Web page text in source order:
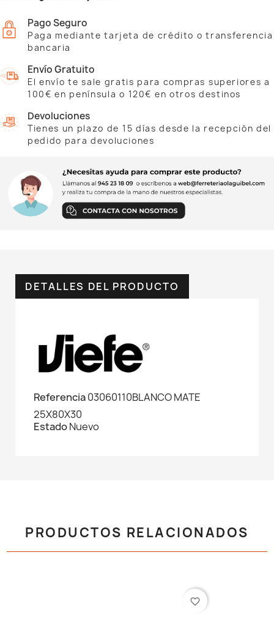
Pago Seguro
Paga mediante tarjeta de crédito o transferencia
bancaria
Envío Gratuito
El envío te sale gratis para compras superiores a
100€ en península o 120€ en otros destinos
Devoluciones
Tienes un plazo de 15 días desde la recepción del
pedido para devoluciones
DETALLES DEL PRODUCTO
Referencia03060110BLANCO MATE
25X80X30
EstadoNuevo
PRODUCTOS RELACIONADOS
favorite_border